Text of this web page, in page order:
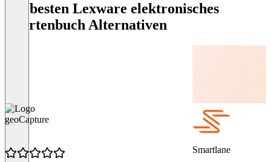
Die besten Lexware elektronisches
Fahrtenbuch Alternativen
geoCapture
Smartlane